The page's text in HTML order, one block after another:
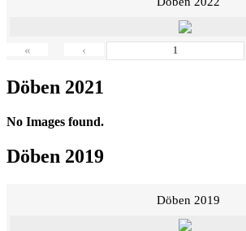
« ‹
Döben 2021
No Images found.
Döben 2019
Döben 2019